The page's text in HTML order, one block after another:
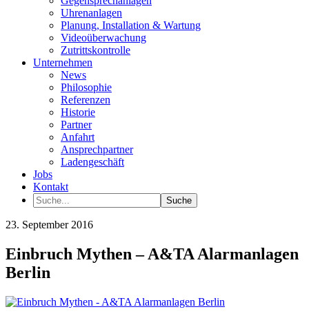
Uhrenanlagen
Planung, Installation & Wartung
Videoüberwachung
Zutrittskontrolle
Unternehmen
News
Philosophie
Referenzen
Historie
Partner
Anfahrt
Ansprechpartner
Ladengeschäft
Jobs
Kontakt
23. September 2016
Einbruch Mythen – A&TA Alarmanlagen
Berlin